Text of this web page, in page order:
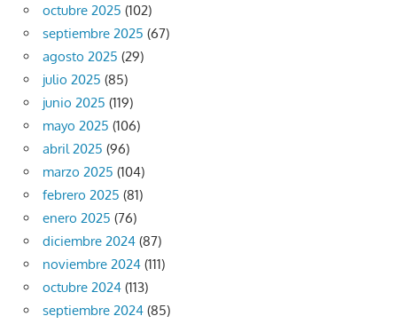
octubre 2025 (102)
septiembre 2025 (67)
agosto 2025 (29)
julio 2025 (85)
junio 2025 (119)
mayo 2025 (106)
abril 2025 (96)
marzo 2025 (104)
febrero 2025 (81)
enero 2025 (76)
diciembre 2024 (87)
noviembre 2024 (111)
octubre 2024 (113)
septiembre 2024 (85)